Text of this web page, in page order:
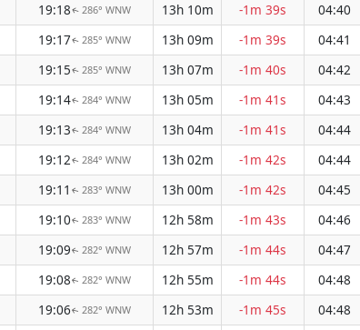
19:18↑ 286° WNW 13h 10m -1m 39s 04:40
19:17↑ 285° WNW 13h 09m -1m 39s 04:41
19:15↑ 285° WNW 13h 07m -1m 40s 04:42
19:14↑ 284° WNW 13h 05m -1m 41s 04:43
19:13↑ 284° WNW 13h 04m -1m 41s 04:44
19:12↑ 284° WNW 13h 02m -1m 42s 04:44
19:11 ↑ 283° WNW 13h 00m -1m 42s 04:45
19:10↑ 283° WNW 12h 58m -1m 43s 04:46
19:09↑ 282° WNW 12h 57m -1m 44s 04:47
19:08↑ 282° WNW 12h 55m -1m 44s 04:48
19:06↑ 282° WNW 12h 53m -1m 45s 04:48